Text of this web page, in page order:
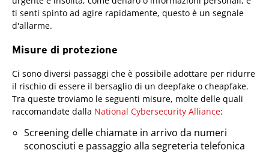
ti senti spinto ad agire rapidamente, questo è un segnale
d'allarme.
Misure di protezione
Ci sono diversi passaggi che è possibile adottare per ridurre
il rischio di essere il bersaglio di un deepfake o cheapfake.
Tra queste troviamo le seguenti misure, molte delle quali
raccomandate dalla National Cybersecurity Alliance:
Screening delle chiamate in arrivo da numeri
sconosciuti e passaggio alla segreteria telefonica